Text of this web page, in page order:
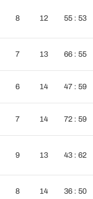
8 12 55 : 53
7 13 66 : 55
6 14 47 : 59
7 14 72 : 59
9 13 43 : 62
8 14 36 : 50